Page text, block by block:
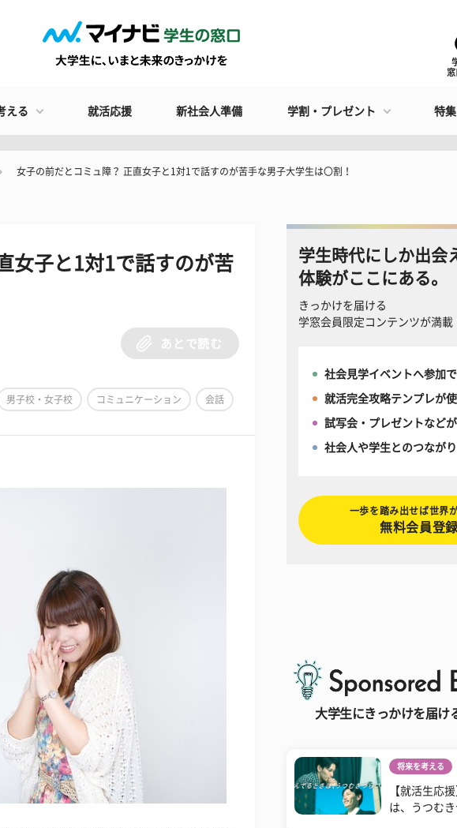
窓
える 就活応援 新社会人準備 学割・プレゼント 特集
女子の前だとコミュ障？ 正直女子と1対1で話すのが苦手な男子大学生は〇割！
女子と1対1で話すのが苦
あとで読む
男子校・女子校 コミュニケーション 会話
学生時代にしか出会
体験がここにある。
きっかけを届ける
学窓会員限定コンテンツが満載
社会見学イベントへ参加
就活完全攻略テンプレが
試写会・プレゼントなど
社会人や学生とのつなが
一歩を踏み出せば世界
無料会員登録
大学生にきっかけを届け
将来を考える
【就活生応
は、うつむき